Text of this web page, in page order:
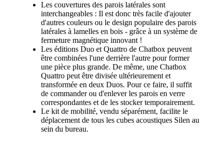
Les couvertures des parois latérales sont
interchangeables : Il est donc très facile d'ajouter
d'autres couleurs ou le design populaire des parois
latérales à lamelles en bois - grâce à un système de
fermeture magnétique innovant !
Les éditions Duo et Quattro de Chatbox peuvent
être combinées l'une derrière l'autre pour former
une pièce plus grande. De même, une Chatbox
Quattro peut être divisée ultérieurement et
transformée en deux Duos. Pour ce faire, il suffit
de commander ou d'enlever les parois en verre
correspondantes et de les stocker temporairement.
Le kit de mobilité, vendu séparément, facilite le
déplacement de tous les cubes acoustiques Silen au
sein du bureau.